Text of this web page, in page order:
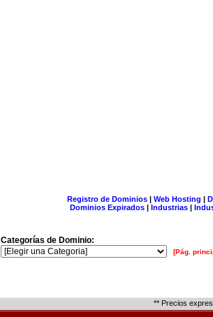
Registro de Dominios| Web Hosting |
Dominios Expirados | Industrias |
Categorías de Dominio:
[Pág.
** Precios